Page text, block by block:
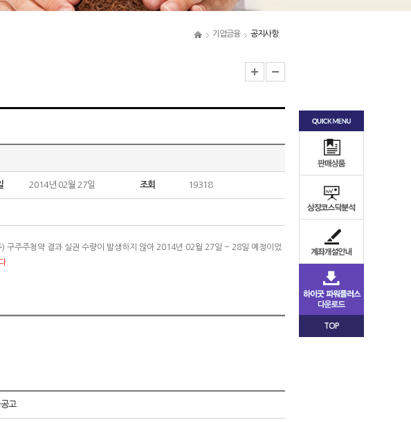
기업금융 공지사항
2014년 02월 27일 조회 19318
주주청약 결과 실권 수량이 발생하지 않아 2014년 02월 27일 ~ 28일 예정이었
.
고
TOP